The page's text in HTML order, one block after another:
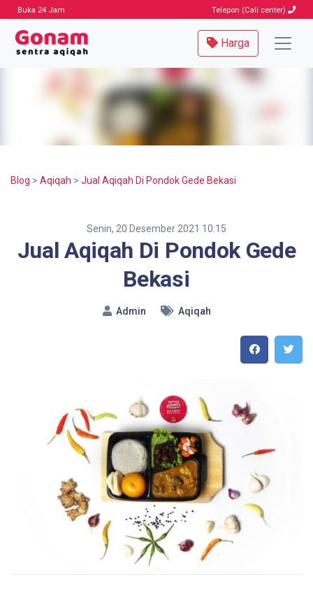
Buka 24 Jam Telepon (Call center)
Harga
Blog > Aqiqah > Jual Aqiqah Di Pondok Gede Bekasi
Senin, 20 Desember 2021 10:15
Jual Aqiqah Di Pondok Gede
Bekasi
Admin Aqiqah